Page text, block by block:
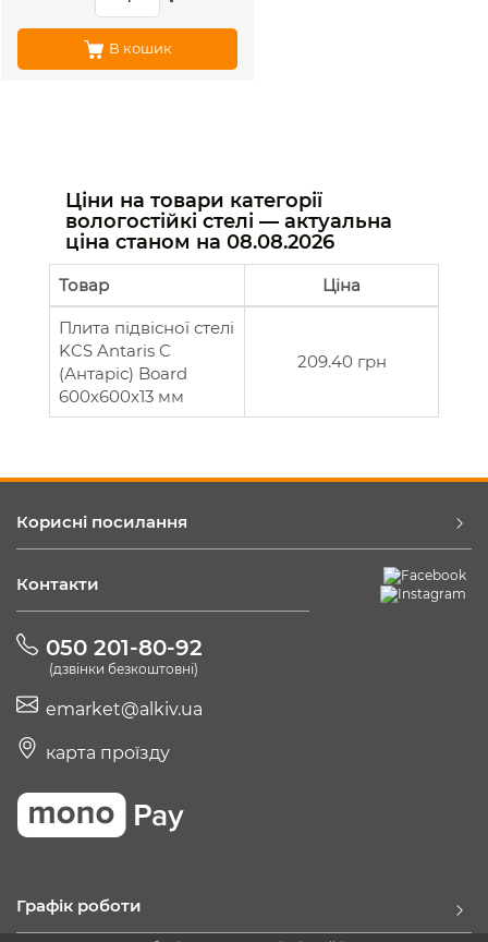
В кошик
Ціни на товари категорії
вологостійкі стелі — актуальна
ціна станом на 08.08.2026
Товар Ціна
Плита підвісної стелі
KCS Antaris C
(Антаріс) Board
600х600х13 мм
209.40 грн
Корисні посилання
Контакти
050 201-80-92
(дзвінки безкоштовні)
emarket@alkiv.ua
карта проїзду
Графік роботи